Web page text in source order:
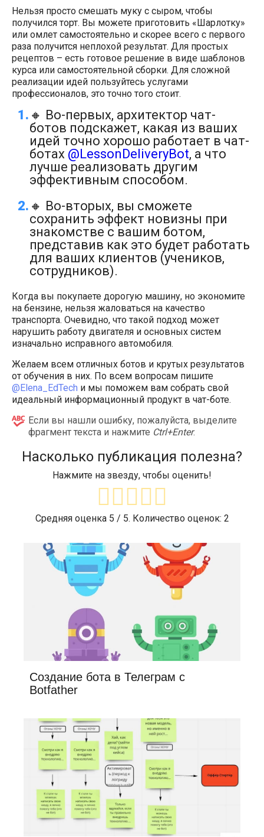
Нельзя просто смешать муку с сыром, чтобы
получился торт. Вы можете приготовить «Шарлотку»
или омлет самостоятельно и скорее всего с первого
раза получится неплохой результат. Для простых
рецептов – есть готовое решение в виде шаблонов
курса или самостоятельной сборки. Для сложной
реализации идей пользуйтесь услугами
профессионалов, это точно того стоит.
🔸 Во-первых, архитектор чат-
ботов подскажет, какая из ваших
идей точно хорошо работает в чат-
ботах @LessonDeliveryBot, а что
лучше реализовать другим
эффективным способом.
🔸 Во-вторых, вы сможете
сохранить эффект новизны при
знакомстве с вашим ботом,
представив как это будет работать
для ваших клиентов (учеников,
сотрудников).
Когда вы покупаете дорогую машину, но экономите
на бензине, нельзя жаловаться на качество
транспорта. Очевидно, что такой подход может
нарушить работу двигателя и основных систем
изначально исправного автомобиля.
Желаем всем отличных ботов и крутых результатов
от обучения в них. По всем вопросам пишите
@Elena_EdTech и мы поможем вам собрать свой
идеальный информационный продукт в чат-боте.
Если вы нашли ошибку, пожалуйста, выделите
фрагмент текста и нажмите Ctrl+Enter.
Насколько публикация полезна?
Нажмите на звезду, чтобы оценить!
Средняя оценка 5 / 5. Количество оценок: 2
Создание бота в Телеграм с
Botfather